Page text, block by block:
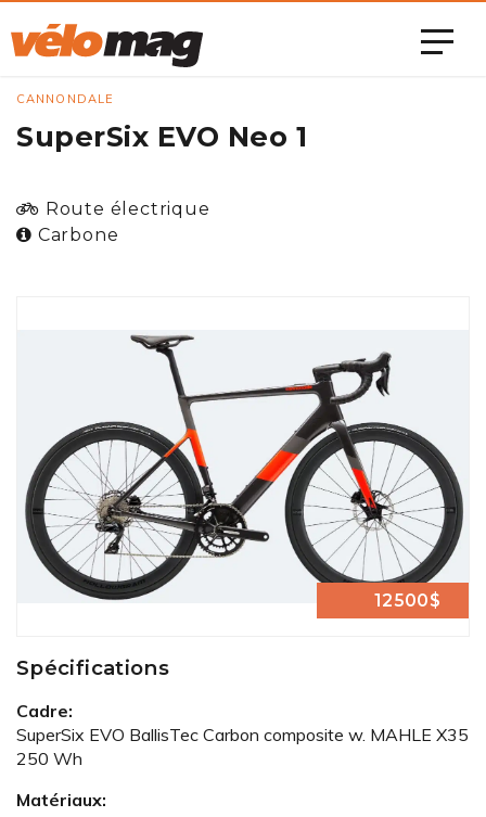
CANNONDALE
SuperSix EVO Neo 1
Route électrique
Carbone
12500$
Spécifications
Cadre:
SuperSix EVO BallisTec Carbon composite w. MAHLE X35
250 Wh
Matériaux: